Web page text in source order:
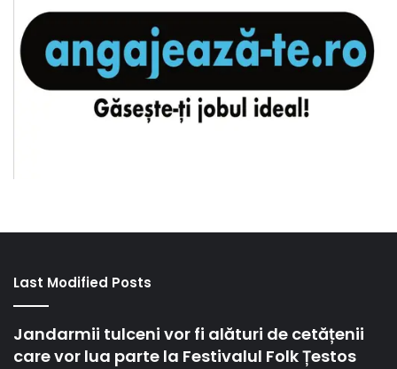
Last Modified Posts
Jandarmii tulceni vor fi alături de cetățenii
care vor lua parte la Festivalul Folk Țestos